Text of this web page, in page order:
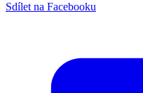
Sdílet na Facebooku